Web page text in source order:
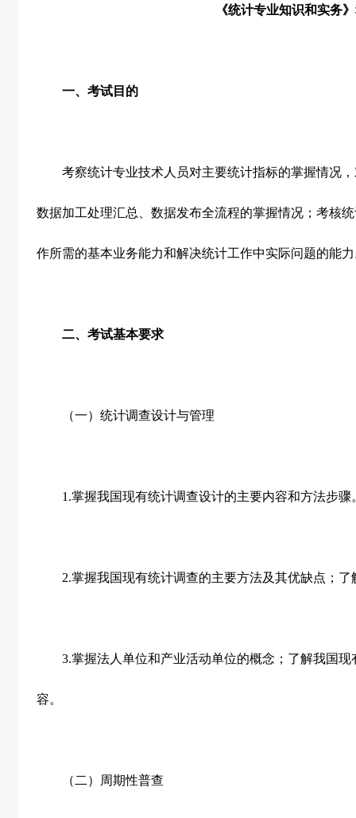
《统计专业知识和实务
一、考试目的
考察统计专业技术人员对主要统计指标的掌握情况，
数据加工处理汇总、数据发布全流程的掌握情况；考核
作所需的基本业务能力和解决统计工作中实际问题的能
二、考试基本要求
（一）统计调查设计与管理
1.掌握我国现有统计调查设计的主要内容和方法步骤
2.掌握我国现有统计调查的主要方法及其优缺点；
3.掌握法人单位和产业活动单位的概念；了解我国
容。
（二）周期性普查